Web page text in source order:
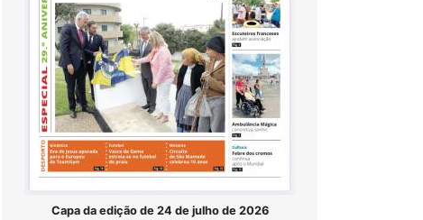
Capa da edição de 24 de julho de 2026